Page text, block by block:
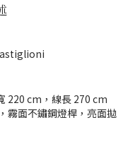
220 cm，線長 270 cm
霧面不鏽鋼燈桿，亮面拋